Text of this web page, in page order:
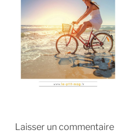
Laisser un commentaire